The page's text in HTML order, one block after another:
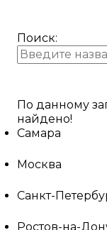
Поиск:
По данному
найдено!
Самара
Москва
Санкт-
Ростов-на-